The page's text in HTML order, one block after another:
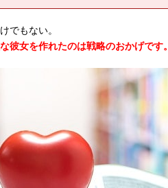
でもない。
彼女を作れたのは戦略のおかげです。